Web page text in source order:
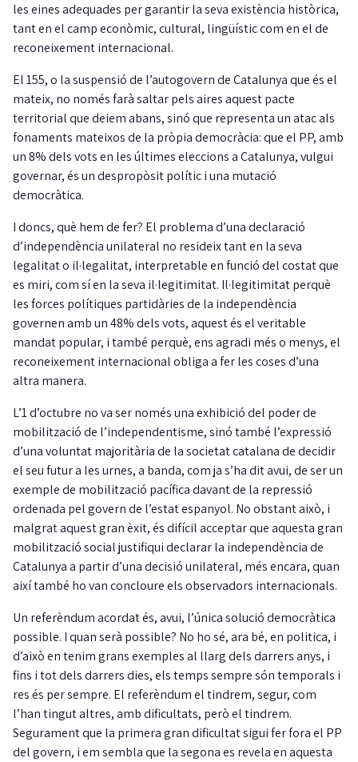
les eines adequades per garantir la seva existència històrica,
tant en el camp econòmic, cultural, lingüístic com en el de
reconeixement internacional.
El 155, o la suspensió de l’autogovern de Catalunya que és el
mateix, no només farà saltar pels aires aquest pacte
territorial que deiem abans, sinó que representa un atac als
fonaments mateixos de la pròpia democràcia: que el PP, amb
un 8% dels vots en les últimes eleccions a Catalunya, vulgui
governar, és un despropòsit polític i una mutació
democràtica.
I doncs, què hem de fer? El problema d’una declaració
d’independència unilateral no resideix tant en la seva
legalitat o il·legalitat, interpretable en funció del costat que
es miri, com sí en la seva il·legitimitat. Il·legitimitat perquè
les forces polítiques partidàries de la independència
governen amb un 48% dels vots, aquest és el veritable
mandat popular, i també perquè, ens agradi més o menys, el
reconeixement internacional obliga a fer les coses d’una
altra manera.
L’1 d’octubre no va ser només una exhibició del poder de
mobilització de l’independentisme, sinó també l’expressió
d’una voluntat majoritària de la societat catalana de decidir
el seu futur a les urnes, a banda, com ja s’ha dit avui, de ser un
exemple de mobilització pacífica davant de la repressió
ordenada pel govern de l’estat espanyol. No obstant això, i
malgrat aquest gran èxit, és difícil acceptar que aquesta gran
mobilització social justifiqui declarar la independència de
Catalunya a partir d’una decisió unilateral, més encara, quan
així també ho van concloure els observadors internacionals.
Un referèndum acordat és, avui, l’única solució democràtica
possible. I quan serà possible? No ho sé, ara bé, en politica, i
d’això en tenim grans exemples al llarg dels darrers anys, i
fins i tot dels darrers dies, els temps sempre són temporals i
res és per sempre. El referèndum el tindrem, segur, com
l’han tingut altres, amb dificultats, però el tindrem.
Segurament que la primera gran dificultat sigui fer fora el PP
del govern, i em sembla que la segona es revela en aquesta